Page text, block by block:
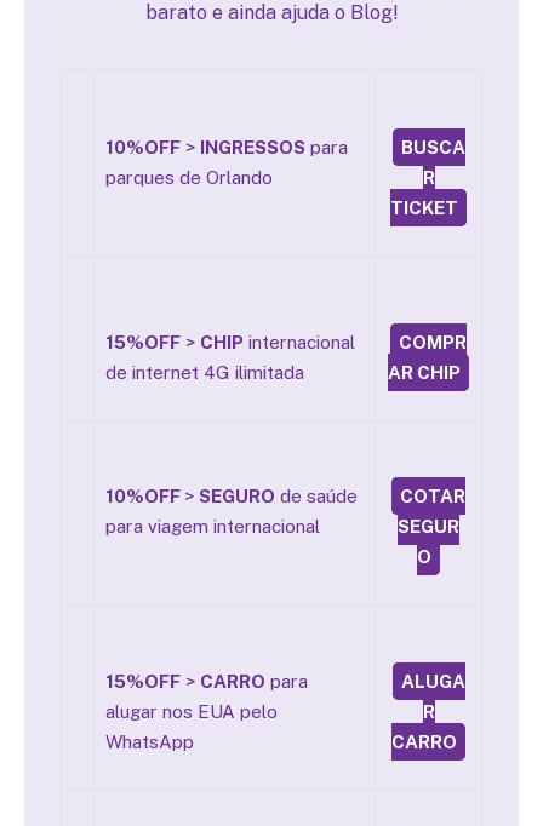
barato e ainda ajuda o Blog!
10%OFF > INGRESSOS para
parques de Orlando
BUSCA
R
TICKET
15%OFF > CHIP internacional
de internet 4G ilimitada
COMPR
AR CHIP
10%OFF > SEGURO de saúde
para viagem internacional
COTAR
SEGUR
O
15%OFF > CARRO para
alugar nos EUA pelo
WhatsApp
ALUGA
R
CARRO